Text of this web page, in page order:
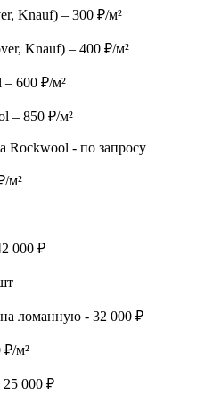
Knauf) – 300 ₽/м²
Knauf) – 400 ₽/м²
600 ₽/м²
– 850 ₽/м²
Rockwool - по запросу
м²
000 ₽
ломанную - 32 000 ₽
₽/м²
25 000 ₽